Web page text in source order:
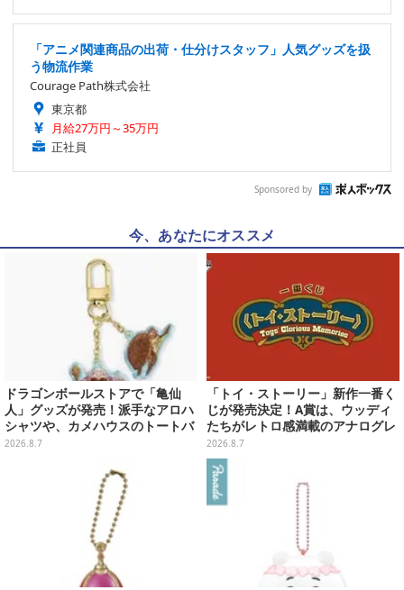
「アニメ関連商品の出荷・仕分けスタッフ」人気グッズを扱
う物流作業
Courage Path株式会社
東京都
月給27万円～35万円
正社員
Sponsored by
今、あなたにオススメ
ドラゴンボールストアで「亀仙
人」グッズが発売！派手なアロハ
シャツや、カメハウスのトートバ
ッグなど夏らしいアイテムがズラ
2026.8.7
「トイ・ストーリー」新作一番く
じが発売決定！A賞は、ウッディ
たちがレトロ感満載のアナログレ
コード上を走る姿で立体化
2026.8.7